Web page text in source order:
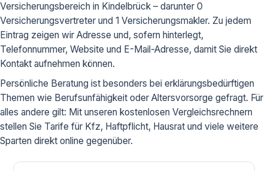
Versicherungsbereich in Kindelbrück – darunter 0
Versicherungsvertreter und 1 Versicherungsmakler. Zu jedem
Eintrag zeigen wir Adresse und, sofern hinterlegt,
Telefonnummer, Website und E-Mail-Adresse, damit Sie direkt
Kontakt aufnehmen können.
Persönliche Beratung ist besonders bei erklärungsbedürftigen
Themen wie Berufsunfähigkeit oder Altersvorsorge gefragt. Für
alles andere gilt: Mit unseren kostenlosen Vergleichsrechnern
stellen Sie Tarife für Kfz, Haftpflicht, Hausrat und viele weitere
Sparten direkt online gegenüber.